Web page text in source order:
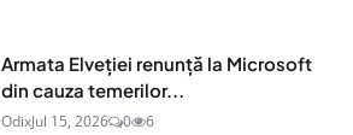
Armata Elveției renunță la Microsoft
din cauza temerilor...
OdixJul 15, 2026 0 6